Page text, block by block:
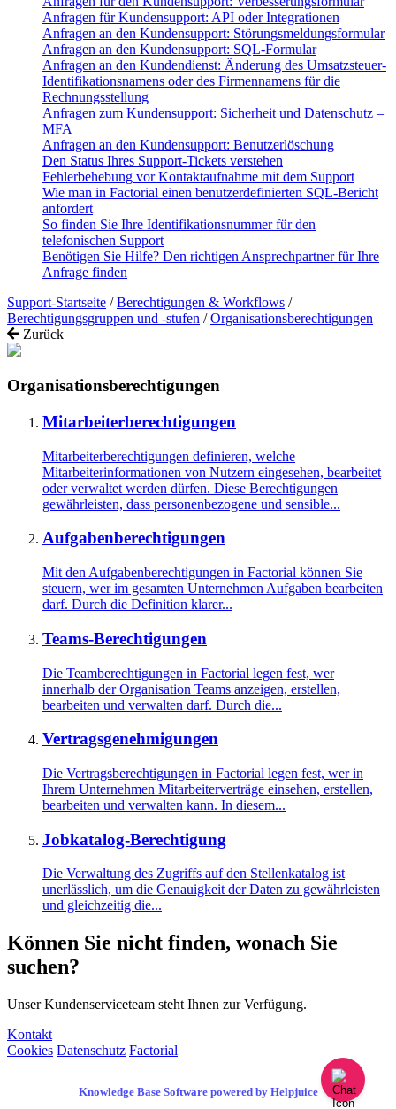
Anfragen für Kundensupport: API oder Integrationen
Anfragen an den Kundensupport: Störungsmeldungsformular
Anfragen an den Kundensupport: SQL-Formular
Anfragen an den Kundendienst: Änderung des Umsatzsteuer-
Identifikationsnamens oder des Firmennamens für die
Rechnungsstellung
Anfragen zum Kundensupport: Sicherheit und Datenschutz –
MFA
Anfragen an den Kundensupport: Benutzerlöschung
Den Status Ihres Support-Tickets verstehen
Fehlerbehebung vor Kontaktaufnahme mit dem Support
Wie man in Factorial einen benutzerdefinierten SQL-Bericht
anfordert
So finden Sie Ihre Identifikationsnummer für den
telefonischen Support
Benötigen Sie Hilfe? Den richtigen Ansprechpartner für Ihre
Anfrage finden
Support-Startseite / Berechtigungen & Workflows /
Berechtigungsgruppen und -stufen / Organisationsberechtigungen
Zurück
Organisationsberechtigungen
Mitarbeiterberechtigungen
Mitarbeiterberechtigungen definieren, welche
Mitarbeiterinformationen von Nutzern eingesehen, bearbeitet
oder verwaltet werden dürfen. Diese Berechtigungen
gewährleisten, dass personenbezogene und sensible...
Aufgabenberechtigungen
Mit den Aufgabenberechtigungen in Factorial können Sie
steuern, wer im gesamten Unternehmen Aufgaben bearbeiten
darf. Durch die Definition klarer...
Teams-Berechtigungen
Die Teamberechtigungen in Factorial legen fest, wer
innerhalb der Organisation Teams anzeigen, erstellen,
bearbeiten und verwalten darf. Durch die...
Vertragsgenehmigungen
Die Vertragsberechtigungen in Factorial legen fest, wer in
Ihrem Unternehmen Mitarbeiterverträge einsehen, erstellen,
bearbeiten und verwalten kann. In diesem...
Jobkatalog-Berechtigung
Die Verwaltung des Zugriffs auf den Stellenkatalog ist
unerlässlich, um die Genauigkeit der Daten zu gewährleisten
und gleichzeitig die...
Können Sie nicht finden, wonach Sie
suchen?
Unser Kundenserviceteam steht Ihnen zur Verfügung.
Kontakt
Cookies Datenschutz Factorial
Knowledge Base Software powered by Helpjuice